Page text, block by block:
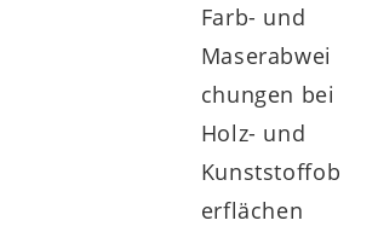
Farb- und
Maserabwei
chungen bei
Holz- und
Kunststoffob
erflächen